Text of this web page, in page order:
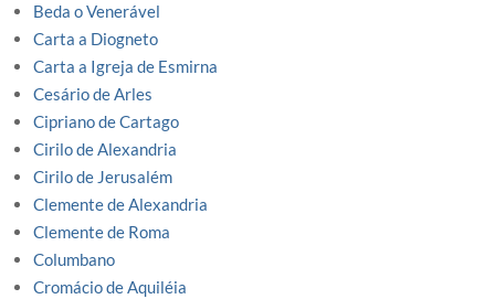
Beda o Venerável
Carta a Diogneto
Carta a Igreja de Esmirna
Cesário de Arles
Cipriano de Cartago
Cirilo de Alexandria
Cirilo de Jerusalém
Clemente de Alexandria
Clemente de Roma
Columbano
Cromácio de Aquiléia